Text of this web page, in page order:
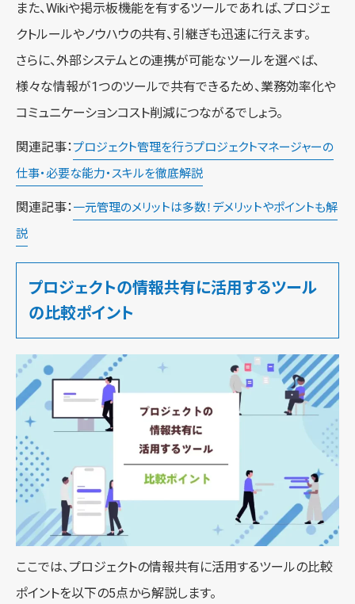
また、Wikiや掲示板機能を有するツールであれば、プロジェ
クトルールやノウハウの共有、引継ぎも迅速に行えます。
さらに、外部システムとの連携が可能なツールを選べば、
様々な情報が1つのツールで共有できるため、業務効率化や
コミュニケーションコスト削減につながるでしょう。
関連記事：プロジェクト管理を行うプロジェクトマネージャーの
仕事・必要な能力・スキルを徹底解説
関連記事： 一元管理のメリットは多数！デメリットやポイントも解
説
プロジェクトの情報共有に活用するツール
の比較ポイント
ここでは、プロジェクトの情報共有に活用するツールの比較
ポイントを以下の5点から解説します。